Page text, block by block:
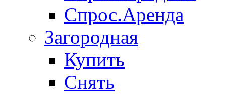
Спрос.Аренда
Загородная
Купить
Снять